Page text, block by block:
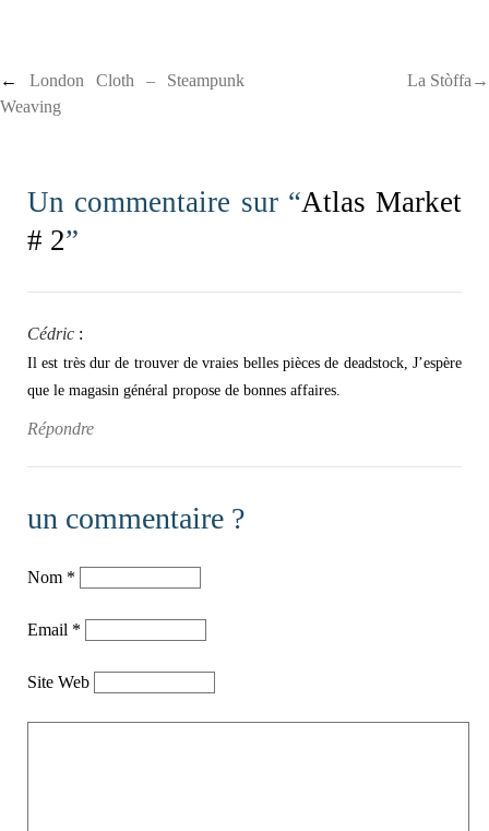
Post navigation
←
London Cloth – Steampunk
Weaving
La Stòffa→
Un commentaire sur “Atlas Market
# 2”
Cédric :
Il est très dur de trouver de vraies belles pièces de deadstock, J’espère
que le magasin général propose de bonnes affaires.
Répondre
un commentaire ?
Nom *
Email *
Site Web